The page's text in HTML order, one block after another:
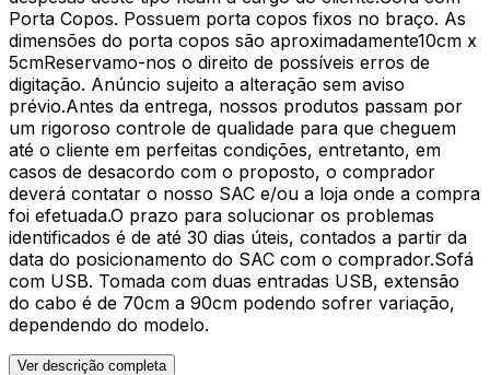
Porta Copos. Possuem porta copos fixos no braço. As
dimensões do porta copos são aproximadamente10cm x
5cmReservamo-nos o direito de possíveis erros de
digitação. Anúncio sujeito a alteração sem aviso
prévio.Antes da entrega, nossos produtos passam por
um rigoroso controle de qualidade para que cheguem
até o cliente em perfeitas condições, entretanto, em
casos de desacordo com o proposto, o comprador
deverá contatar o nosso SAC e/ou a loja onde a compra
foi efetuada.O prazo para solucionar os problemas
identificados é de até 30 dias úteis, contados a partir da
data do posicionamento do SAC com o comprador.Sofá
com USB. Tomada com duas entradas USB, extensão
do cabo é de 70cm a 90cm podendo sofrer variação,
dependendo do modelo.
Ver descrição completa